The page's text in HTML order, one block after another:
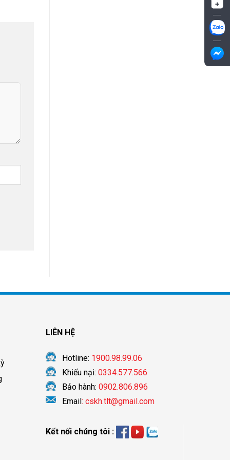
LIÊN HỆ
Hotline: 1900.98.99.06
Khiếu nại:0334.577.566
Bảo hành:0902.806.896
Email: cskh.tlt@gmail.com
Kết nối chúng tôi :